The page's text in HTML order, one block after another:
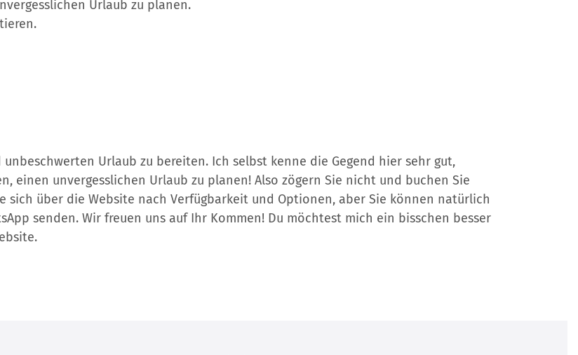
Urlaub zu planen.
Urlaub zu bereiten. Ich selbst kenne die Gegend hier sehr gut,
einen unvergesslichen Urlaub zu planen! Also zögern Sie nicht und buchen Sie
sich über die Website nach Verfügbarkeit und Optionen, aber Sie können natürlich
senden. Wir freuen uns auf Ihr Kommen! Du möchtest mich ein bisschen besser